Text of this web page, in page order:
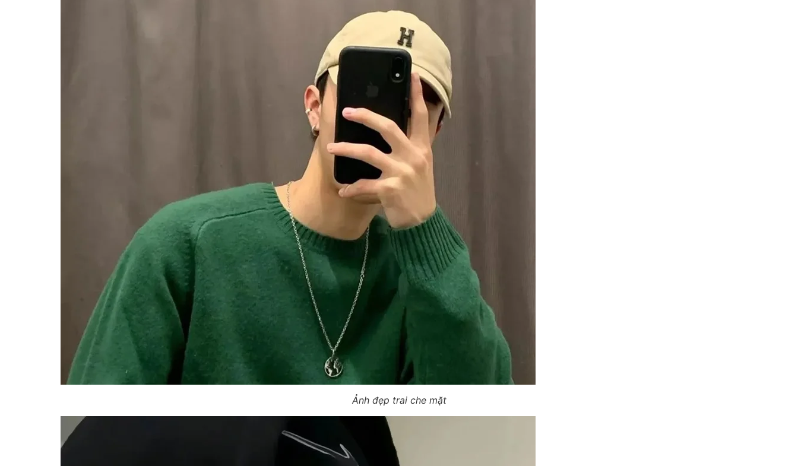
Ảnh đẹp trai che mặt​